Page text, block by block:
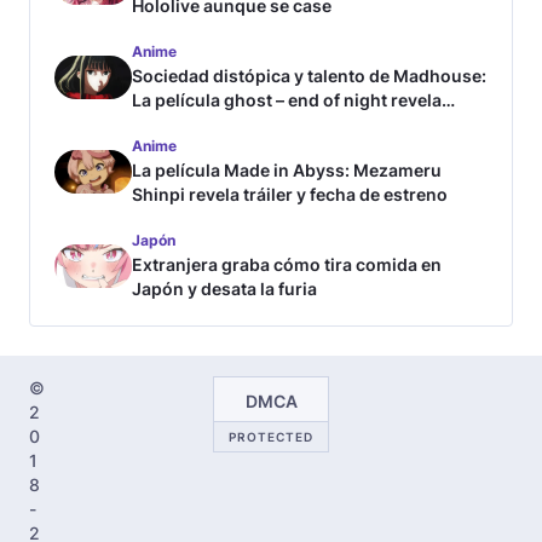
Hololive aunque se case
Anime
Sociedad distópica y talento de Madhouse:
La película ghost – end of night revela
Anime
La película Made in Abyss: Mezameru
Shinpi revela tráiler y fecha de estreno
Japón
Extranjera graba cómo tira comida en
Japón y desata la furia
©
2
0
1
8
-
2
DMCA
PROTECTED